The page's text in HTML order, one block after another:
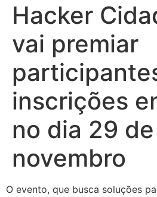
Hacker
vai premiar
inscrições
no dia 29 de
novembro
O evento, que busca soluções